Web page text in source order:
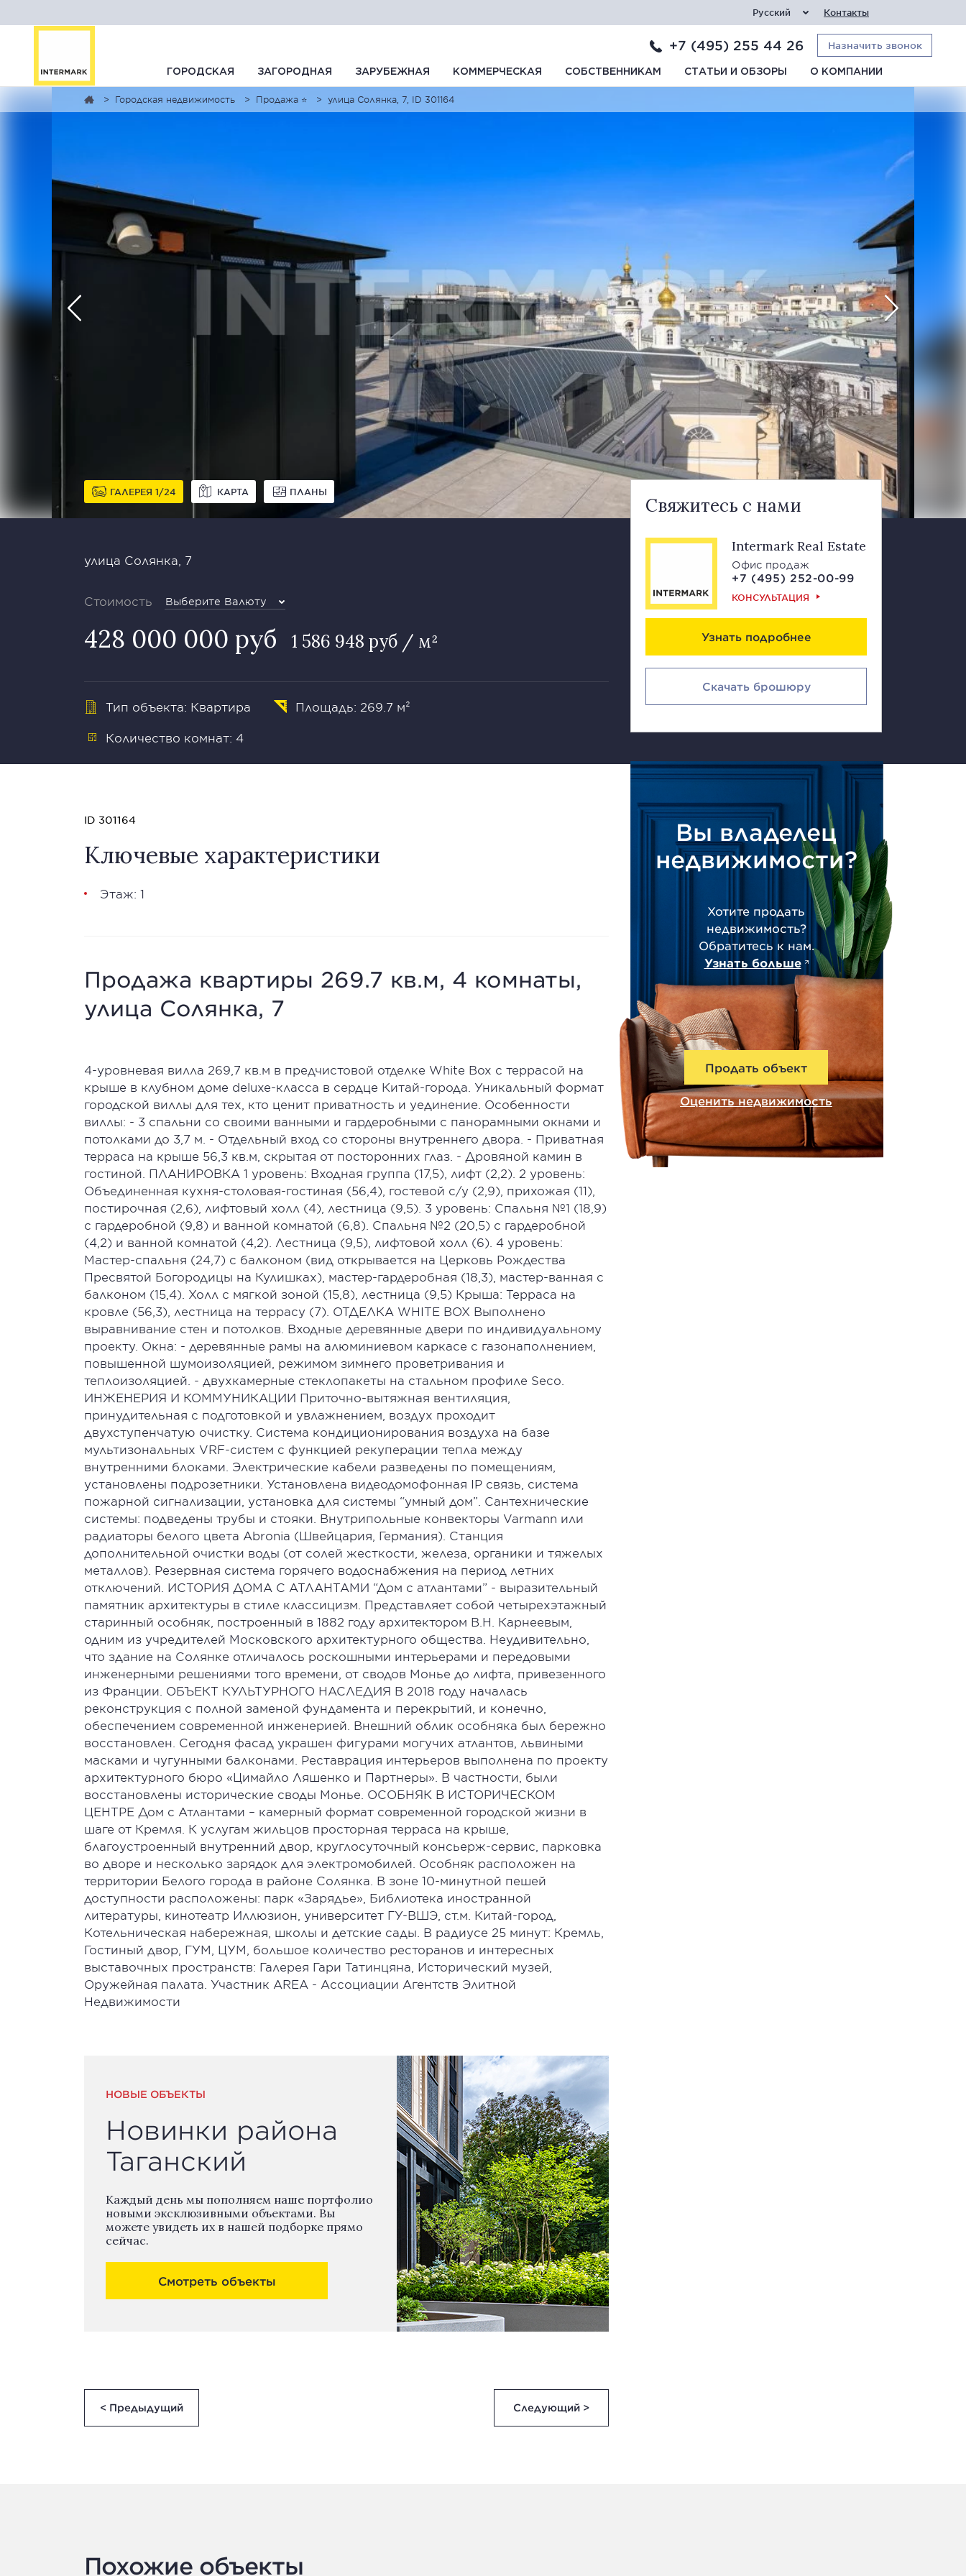
Русский Контакты
+7 (495) 255 44 26 Назначить звонок
ГОРОДСКАЯ ЗАГОРОДНАЯ ЗАРУБЕЖНАЯ КОММЕРЧЕСКАЯ СОБСТВЕННИКАМ СТАТЬИ И ОБЗОРЫ О КОМПАНИИ
Городская недвижимость Продажа ⭐ улица Солянка, 7, ID 301164
ГАЛЕРЕЯ 1 24 КАРТА ПЛАНЫ
улица Солянка, 7
Стоимость Выберите Валюту
428 000 000 руб 1 586 948 руб / м²
Тип объекта: Квартира Площадь: 269.7 м²
Количество комнат: 4
Свяжитесь с нами
Intermark Real Estate
Офис продаж
+7 (495) 252-00-99
КОНСУЛЬТАЦИЯ
Узнать подробнее
Скачать брошюру
Вы владелец
недвижимости?
Хотите продать
недвижимость?
Обратитесь к нам.
Узнать больше
Продать объект
Оценить недвижимость
ID 301164
Ключевые характеристики
Этаж: 1
Продажа квартиры 269.7 кв.м, 4 комнаты,
улица Солянка, 7
4-уровневая вилла 269,7 кв.м в предчистовой отделке White Box с террасой на
крыше в клубном доме deluxe-класса в сердце Китай-города. Уникальный формат
городской виллы для тех, кто ценит приватность и уединение. Особенности
виллы: - 3 спальни со своими ванными и гардеробными с панорамными окнами и
потолками до 3,7 м. - Отдельный вход со стороны внутреннего двора. - Приватная
терраса на крыше 56,3 кв.м, скрытая от посторонних глаз. - Дровяной камин в
гостиной. ПЛАНИРОВКА 1 уровень: Входная группа (17,5), лифт (2,2). 2 уровень:
Объединенная кухня-столовая-гостиная (56,4), гостевой с/у (2,9), прихожая (11),
постирочная (2,6), лифтовый холл (4), лестница (9,5). 3 уровень: Спальня №1 (18,9)
с гардеробной (9,8) и ванной комнатой (6,8). Спальня №2 (20,5) с гардеробной
(4,2) и ванной комнатой (4,2). Лестница (9,5), лифтовой холл (6). 4 уровень:
Мастер-спальня (24,7) с балконом (вид открывается на Церковь Рождества
Пресвятой Богородицы на Кулишках), мастер-гардеробная (18,3), мастер-ванная с
балконом (15,4). Холл с мягкой зоной (15,8), лестница (9,5) Крыша: Терраса на
кровле (56,3), лестница на террасу (7). ОТДЕЛКА WHITE BOX Выполнено
выравнивание стен и потолков. Входные деревянные двери по индивидуальному
проекту. Окна: - деревянные рамы на алюминиевом каркасе с газонаполнением,
повышенной шумоизоляцией, режимом зимнего проветривания и
теплоизоляцией. - двухкамерные стеклопакеты на стальном профиле Seco.
ИНЖЕНЕРИЯ И КОММУНИКАЦИИ Приточно-вытяжная вентиляция,
принудительная с подготовкой и увлажнением, воздух проходит
двухступенчатую очистку. Система кондиционирования воздуха на базе
мультизональных VRF-систем с функцией рекуперации тепла между
внутренними блоками. Электрические кабели разведены по помещениям,
установлены подрозетники. Установлена видеодомофонная IP связь, система
пожарной сигнализации, установка для системы “умный дом”. Сантехнические
системы: подведены трубы и стояки. Внутрипольные конвекторы Varmann или
радиаторы белого цвета Abronia (Швейцария, Германия). Станция
дополнительной очистки воды (от солей жесткости, железа, органики и тяжелых
металлов). Резервная система горячего водоснабжения на период летних
отключений. ИСТОРИЯ ДОМА С АТЛАНТАМИ “Дом с атлантами” - выразительный
памятник архитектуры в стиле классицизм. Представляет собой четырехэтажный
старинный особняк, построенный в 1882 году архитектором В.Н. Карнеевым,
одним из учредителей Московского архитектурного общества. Неудивительно,
что здание на Солянке отличалось роскошными интерьерами и передовыми
инженерными решениями того времени, от сводов Монье до лифта, привезенного
из Франции. ОБЪЕКТ КУЛЬТУРНОГО НАСЛЕДИЯ В 2018 году началась
реконструкция с полной заменой фундамента и перекрытий, и конечно,
обеспечением современной инженерией. Внешний облик особняка был бережно
восстановлен. Сегодня фасад украшен фигурами могучих атлантов, львиными
масками и чугунными балконами. Реставрация интерьеров выполнена по проекту
архитектурного бюро «Цимайло Ляшенко и Партнеры». В частности, были
восстановлены исторические своды Монье. ОСОБНЯК В ИСТОРИЧЕСКОМ
ЦЕНТРЕ Дом с Атлантами – камерный формат современной городской жизни в
шаге от Кремля. К услугам жильцов просторная терраса на крыше,
благоустроенный внутренний двор, круглосуточный консьерж-сервис, парковка
во дворе и несколько зарядок для электромобилей. Особняк расположен на
территории Белого города в районе Солянка. В зоне 10-минутной пешей
доступности расположены: парк «Зарядье», Библиотека иностранной
литературы, кинотеатр Иллюзион, университет ГУ-ВШЭ, ст.м. Китай-город,
Котельническая набережная, школы и детские сады. В радиусе 25 минут: Кремль,
Гостиный двор, ГУМ, ЦУМ, большое количество ресторанов и интересных
выставочных пространств: Галерея Гари Татинцяна, Исторический музей,
Оружейная палата. Участник AREA - Ассоциации Агентств Элитной
Недвижимости
НОВЫЕ ОБЪЕКТЫ
Новинки района
Таганский
Каждый день мы пополняем наше портфолио
новыми эксклюзивными объектами. Вы
можете увидеть их в нашей подборке прямо
сейчас.
Смотреть объекты
< Предыдущий Следующий >
Похожие объекты